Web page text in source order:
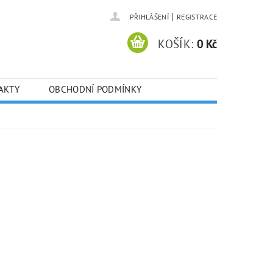
PŘIHLÁŠENÍ | REGISTRACE
KOŠÍK: 0 Kč
OBCHODNÍ PODMÍNKY